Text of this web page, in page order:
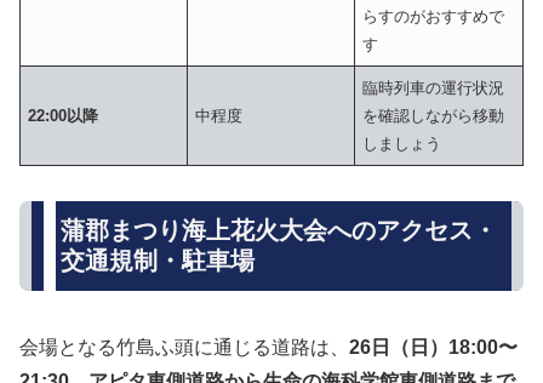
らすのがおすすめで
す
22:00以降 中程度
臨時列車の運行状況
を確認しながら移動
しましょう
蒲郡まつり海上花火大会へのアクセス・
交通規制・駐車場
会場となる竹島ふ頭に通じる道路は、 26日（日）18:00〜